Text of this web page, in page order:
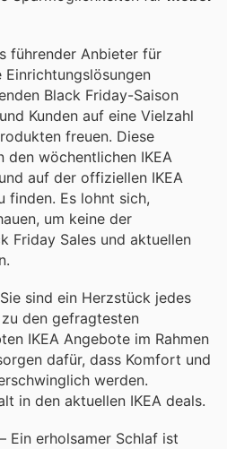
führender Anbieter für
Black Friday-Saison
Kunden auf eine Vielzahl
freuen. Diese
wöchentlichen IKEA
auf der offiziellen IKEA
finden. Es lohnt sich,
um keine der
Friday Sales und aktuellen
sind ein Herzstück jedes
den gefragtesten
IKEA Angebote im Rahmen
dafür, dass Komfort und
werden.
in den aktuellen IKEA deals.
– Ein erholsamer Schlaf ist